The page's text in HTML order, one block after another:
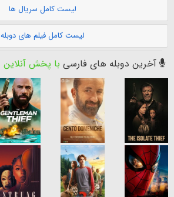
لیست کامل سریال ها
لیست کامل فیلم های دوبله
آخرین دوبله های فارسی با پخش آنلاین